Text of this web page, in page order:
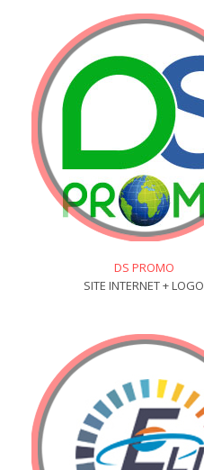
DS PROMO
SITE INTERNET + LOGO